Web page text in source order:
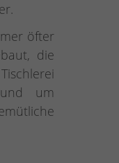
öfter
die
um